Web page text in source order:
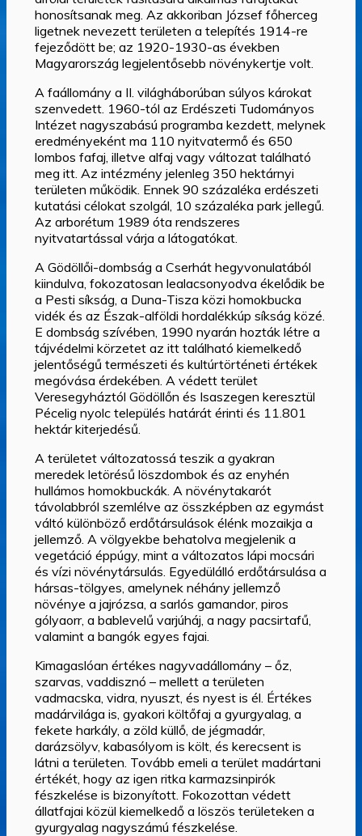
honosítsanak meg. Az akkoriban József főherceg
ligetnek nevezett területen a telepítés 1914-re
fejeződött be; az 1920-1930-as években
Magyarország legjelentősebb növénykertje volt.
A faállomány a II. világháborúban súlyos károkat
szenvedett. 1960-tól az Erdészeti Tudományos
Intézet nagyszabású programba kezdett, melynek
eredményeként ma 110 nyitvatermő és 650
lombos fafaj, illetve alfaj vagy változat található
meg itt. Az intézmény jelenleg 350 hektárnyi
területen működik. Ennek 90 százaléka erdészeti
kutatási célokat szolgál, 10 százaléka park jellegű.
Az arborétum 1989 óta rendszeres
nyitvatartással várja a látogatókat.
A Gödöllői-dombság a Cserhát hegyvonulatából
kiindulva, fokozatosan lealacsonyodva ékelődik be
a Pesti síkság, a Duna-Tisza közi homokbucka
vidék és az Észak-alföldi hordalékkúp síkság közé.
E dombság szívében, 1990 nyarán hozták létre a
tájvédelmi körzetet az itt található kiemelkedő
jelentőségű természeti és kultúrtörténeti értékek
megóvása érdekében. A védett terület
Veresegyháztól Gödöllőn és Isaszegen keresztül
Pécelig nyolc település határát érinti és 11.801
hektár kiterjedésű.
A területet változatossá teszik a gyakran
meredek letörésű löszdombok és az enyhén
hullámos homokbuckák. A növénytakarót
távolabbról szemlélve az összképben az egymást
váltó különböző erdőtársulások élénk mozaikja a
jellemző. A völgyekbe behatolva megjelenik a
vegetáció éppúgy, mint a változatos lápi mocsári
és vízi növénytársulás. Egyedülálló erdőtársulása a
hársas-tölgyes, amelynek néhány jellemző
növénye a jajrózsa, a sarlós gamandor, piros
gólyaorr, a bablevelű varjúháj, a nagy pacsirtafű,
valamint a bangók egyes fajai.
Kimagaslóan értékes nagyvadállomány – őz,
szarvas, vaddisznó – mellett a területen
vadmacska, vidra, nyuszt, és nyest is él. Értékes
madárvilága is, gyakori költőfaj a gyurgyalag, a
fekete harkály, a zöld küllő, de jégmadár,
darázsölyv, kabasólyom is költ, és kerecsent is
látni a területen. Tovább emeli a terület madártani
értékét, hogy az igen ritka karmazsinpirók
fészkelése is bizonyított. Fokozottan védett
állatfajai közül kiemelkedő a löszös területeken a
gyurgyalag nagyszámú fészkelése.